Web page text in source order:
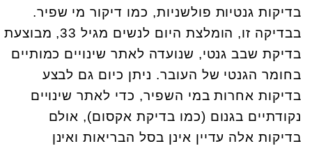
בדיקות גנטיות פולשניות, כמו דיקור מי שפיר.
בבדיקה זו, הומלצת היום לנשים מגיל 33, מבוצעת
בדיקת שבב גנטי, שנועדה לאתר שינויים כמותיים
בחומר הגנטי של העובר. ניתן כיום גם לבצע
בדיקות אחרות במי השפיר, כדי לאתר שינויים
נקודתיים בגנום (כמו בדיקת אקסום), אולם
בדיקות אלה עדיין אינן בסל הבריאות ואינן